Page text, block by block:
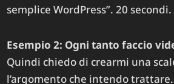
semplice WordPress”. 20 secondi.
Esempio 2: Ogni tanto faccio
Quindi chiedo di crearmi una
l’argomento che intendo